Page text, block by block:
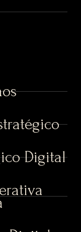
Digital